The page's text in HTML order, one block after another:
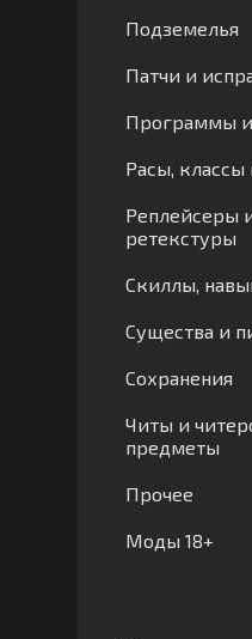
Подземелья
Патчи и
Программы
Расы, классы
Реплейсеры
ретекстуры
Скиллы,
Существа и
Сохранения
Читы и
предметы
Прочее
Моды 18+